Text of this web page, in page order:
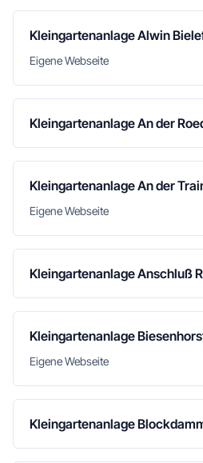
Kleingartenanlage Alwin
Eigene Webseite
Kleingartenanlage An der
Kleingartenanlage An der
Eigene Webseite
Kleingartenanlage Anschluß
Kleingartenanlage
Eigene Webseite
Kleingartenanlage